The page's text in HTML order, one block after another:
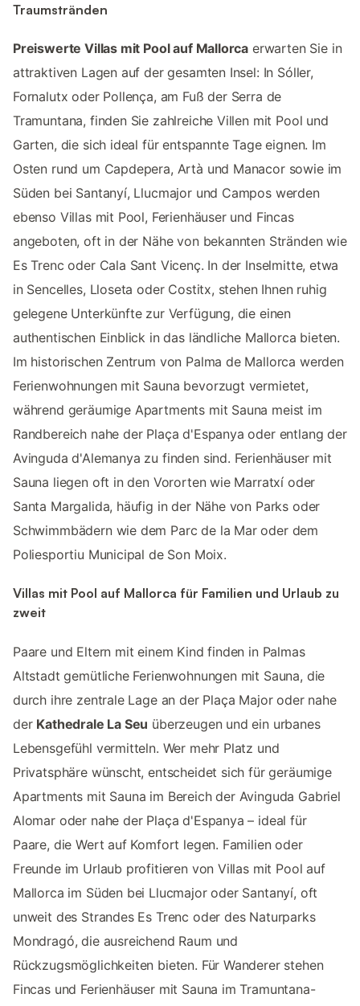
Traumstränden
Preiswerte Villas mit Pool auf Mallorca erwarten Sie in
attraktiven Lagen auf der gesamten Insel: In Sóller,
Fornalutx oder Pollença, am Fuß der Serra de
Tramuntana, finden Sie zahlreiche Villen mit Pool und
Garten, die sich ideal für entspannte Tage eignen. Im
Osten rund um Capdepera, Artà und Manacor sowie im
Süden bei Santanyí, Llucmajor und Campos werden
ebenso Villas mit Pool, Ferienhäuser und Fincas
angeboten, oft in der Nähe von bekannten Stränden wie
Es Trenc oder Cala Sant Vicenç. In der Inselmitte, etwa
in Sencelles, Lloseta oder Costitx, stehen Ihnen ruhig
gelegene Unterkünfte zur Verfügung, die einen
authentischen Einblick in das ländliche Mallorca bieten.
Im historischen Zentrum von Palma de Mallorca werden
Ferienwohnungen mit Sauna bevorzugt vermietet,
während geräumige Apartments mit Sauna meist im
Randbereich nahe der Plaça d'Espanya oder entlang der
Avinguda d'Alemanya zu finden sind. Ferienhäuser mit
Sauna liegen oft in den Vororten wie Marratxí oder
Santa Margalida, häufig in der Nähe von Parks oder
Schwimmbädern wie dem Parc de la Mar oder dem
Poliesportiu Municipal de Son Moix.
Villas mit Pool auf Mallorca für Familien und Urlaub zu
zweit
Paare und Eltern mit einem Kind finden in Palmas
Altstadt gemütliche Ferienwohnungen mit Sauna, die
durch ihre zentrale Lage an der Plaça Major oder nahe
der Kathedrale La Seu überzeugen und ein urbanes
Lebensgefühl vermitteln. Wer mehr Platz und
Privatsphäre wünscht, entscheidet sich für geräumige
Apartments mit Sauna im Bereich der Avinguda Gabriel
Alomar oder nahe der Plaça d'Espanya – ideal für
Paare, die Wert auf Komfort legen. Familien oder
Freunde im Urlaub profitieren von Villas mit Pool auf
Mallorca im Süden bei Llucmajor oder Santanyí, oft
unweit des Strandes Es Trenc oder des Naturparks
Mondragó, die ausreichend Raum und
Rückzugsmöglichkeiten bieten. Für Wanderer stehen
Fincas und Ferienhäuser mit Sauna im Tramuntana-